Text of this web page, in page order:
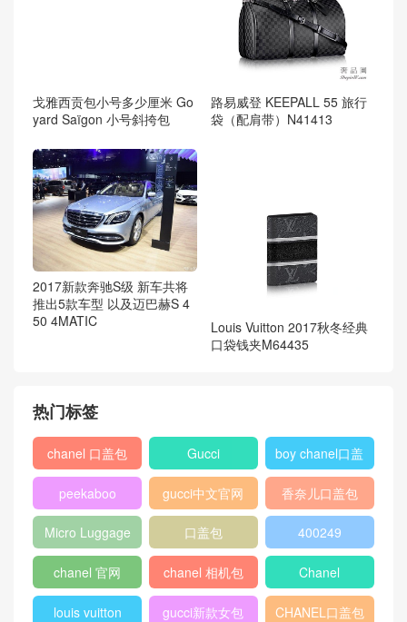
戈雅西贡包小号多少厘米 Go
yard Saïgon 小号斜挎包
路易威登 KEEPALL 55 旅行
袋（配肩带）N41413
2017新款奔驰S级 新车共将
推出5款车型 以及迈巴赫S 4
50 4MATIC
Louis Vuitton 2017秋冬经典
口袋钱夹M64435
热门标签
chanel 口盖包 Gucci
boy chanel口盖
包
peekaboo gucci中文官网
香奈儿口盖包
2018
Micro Luggage 口盖包 400249
chanel 官网 chanel 相机包 Chanel
louis vuitton gucci新款女包 CHANEL口盖包